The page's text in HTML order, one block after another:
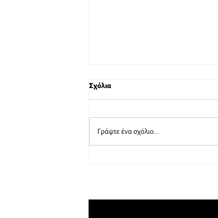
Σχόλια
Γράψτε ένα σχόλιο...